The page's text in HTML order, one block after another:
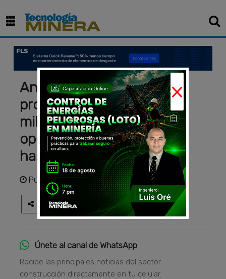
Anglo American ingresa
proyecto por US$295
millones para extender
operación de El Soldado
hasta 2045
Publicadohace 2 meses
Únete al canal de WhatsApp
Recibe las principales noticias del sector
construcción directamente en tu celular.
×